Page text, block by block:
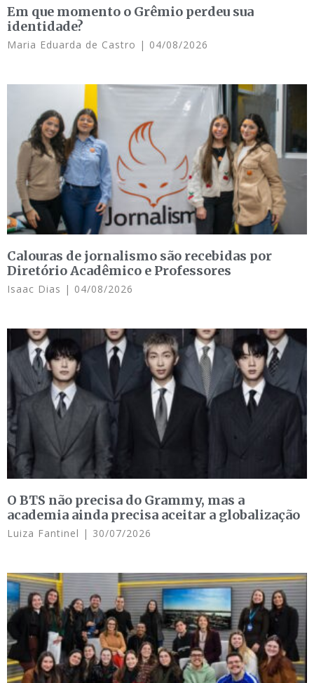
Em que momento o Grêmio perdeu sua
identidade?
Maria Eduarda de Castro 04/08/2026
Calouras de jornalismo são recebidas por
Diretório Acadêmico e Professores
Isaac Dias 04/08/2026
O BTS não precisa do Grammy, mas a
academia ainda precisa aceitar a globalização
Luiza Fantinel 30/07/2026